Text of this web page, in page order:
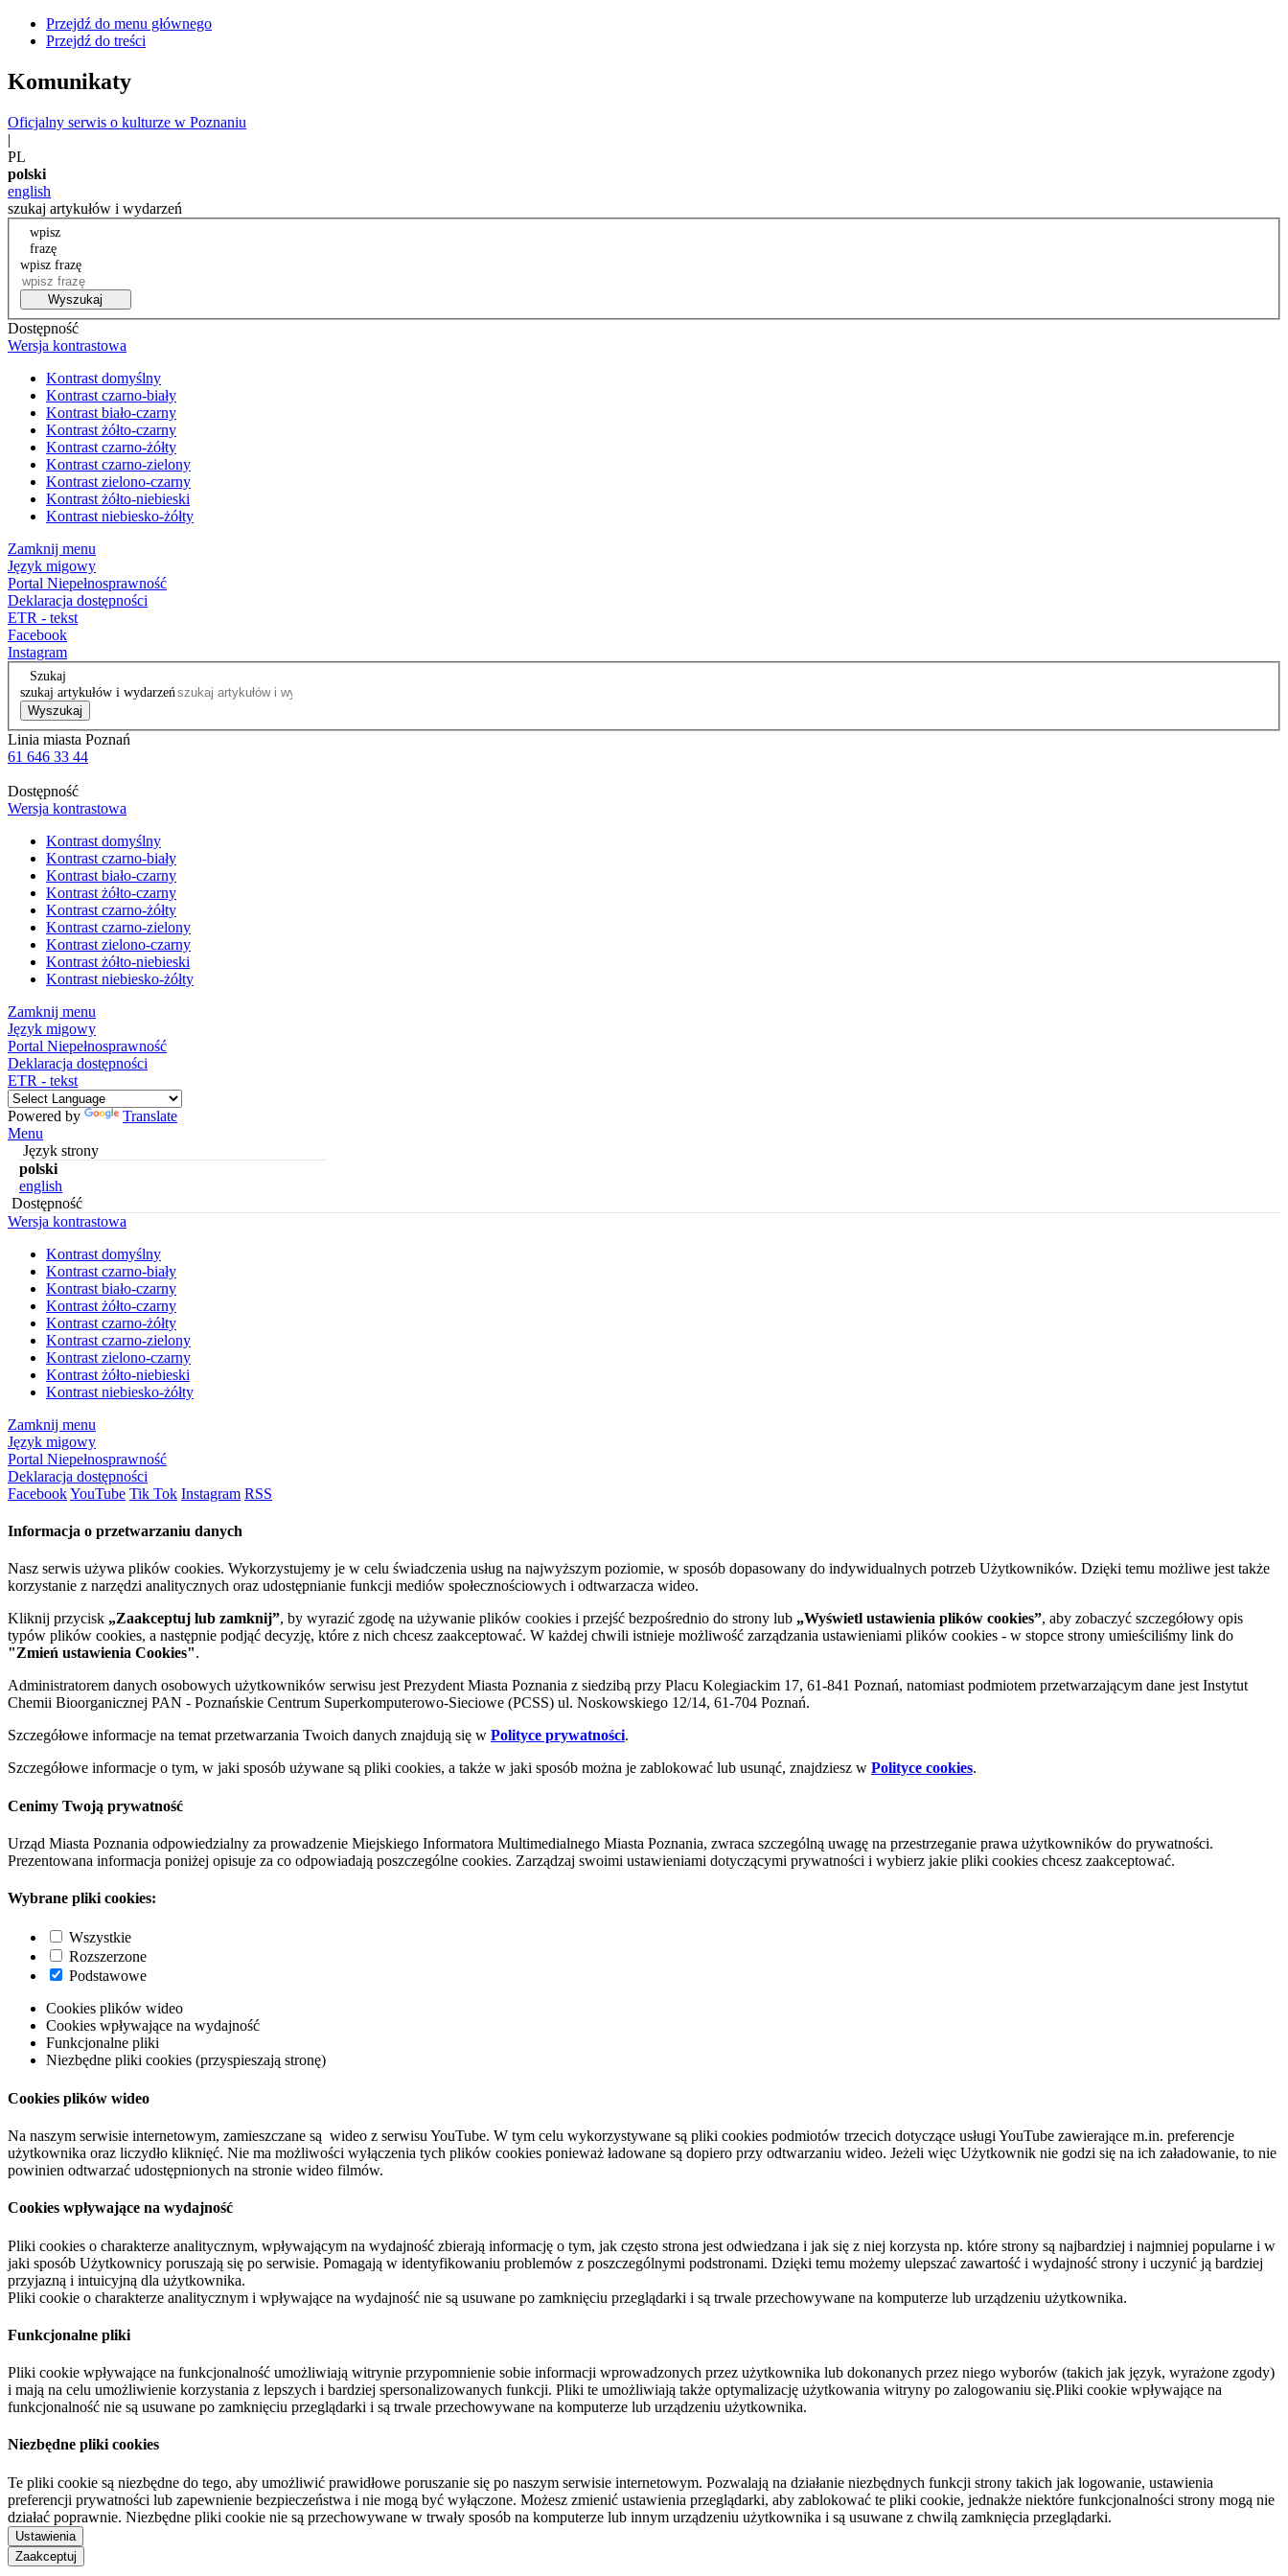
Przejdź do menu głównego
Przejdź do treści
Komunikaty
Oficjalny serwis o kulturze w Poznaniu
|
PL
polski
english
szukaj artykułów i wydarzeń
wpisz
frazę
wpisz frazę
Wyszukaj
Dostępność
Wersja kontrastowa
Kontrast domyślny
Kontrast czarno-biały
Kontrast biało-czarny
Kontrast żółto-czarny
Kontrast czarno-żółty
Kontrast czarno-zielony
Kontrast zielono-czarny
Kontrast żółto-niebieski
Kontrast niebiesko-żółty
Zamknij menu
Język migowy
Portal Niepełnosprawność
Deklaracja dostępności
ETR - tekst
Facebook
Instagram
Szukaj
szukaj artykułów i wydarzeń
Wyszukaj
Linia miasta Poznań
61 646 33 44
Dostępność
Wersja kontrastowa
Kontrast domyślny
Kontrast czarno-biały
Kontrast biało-czarny
Kontrast żółto-czarny
Kontrast czarno-żółty
Kontrast czarno-zielony
Kontrast zielono-czarny
Kontrast żółto-niebieski
Kontrast niebiesko-żółty
Zamknij menu
Język migowy
Portal Niepełnosprawność
Deklaracja dostępności
ETR - tekst
Powered by
Translate
Menu
Język strony
polski
english
Dostępność
Wersja kontrastowa
Kontrast domyślny
Kontrast czarno-biały
Kontrast biało-czarny
Kontrast żółto-czarny
Kontrast czarno-żółty
Kontrast czarno-zielony
Kontrast zielono-czarny
Kontrast żółto-niebieski
Kontrast niebiesko-żółty
Zamknij menu
Język migowy
Portal Niepełnosprawność
Deklaracja dostępności
FacebookYouTube Tik Tok Instagram RSS
Informacja o przetwarzaniu danych
Nasz serwis używa plików cookies. Wykorzystujemy je w celu świadczenia usług na najwyższym poziomie, w sposób dopasowany do indywidualnych potrzeb Użytkowników. Dzięki temu możliwe jest także
korzystanie z narzędzi analitycznych oraz udostępnianie funkcji mediów społecznościowych i odtwarzacza wideo.
Kliknij przycisk „Zaakceptuj lub zamknij”, by wyrazić zgodę na używanie plików cookies i przejść bezpośrednio do strony lub „Wyświetl ustawienia plików cookies”, aby zobaczyć szczegółowy opis
typów plików cookies, a następnie podjąć decyzję, które z nich chcesz zaakceptować. W każdej chwili istnieje możliwość zarządzania ustawieniami plików cookies - w stopce strony umieściliśmy link do
"Zmień ustawienia Cookies".
Administratorem danych osobowych użytkowników serwisu jest Prezydent Miasta Poznania z siedzibą przy Placu Kolegiackim 17, 61-841 Poznań, natomiast podmiotem przetwarzającym dane jest Instytut
Chemii Bioorganicznej PAN - Poznańskie Centrum Superkomputerowo-Sieciowe (PCSS) ul. Noskowskiego 12/14, 61-704 Poznań.
Szczegółowe informacje na temat przetwarzania Twoich danych znajdują się w Polityce prywatności.
Szczegółowe informacje o tym, w jaki sposób używane są pliki cookies, a także w jaki sposób można je zablokować lub usunąć, znajdziesz w Polityce cookies.
Cenimy Twoją prywatność
Urząd Miasta Poznania odpowiedzialny za prowadzenie Miejskiego Informatora Multimedialnego Miasta Poznania, zwraca szczególną uwagę na przestrzeganie prawa użytkowników do prywatności.
Prezentowana informacja poniżej opisuje za co odpowiadają poszczególne cookies. Zarządzaj swoimi ustawieniami dotyczącymi prywatności i wybierz jakie pliki cookies chcesz zaakceptować.
Wybrane pliki cookies:
Wszystkie
Rozszerzone
Podstawowe
Cookies plików wideo
Cookies wpływające na wydajność
Funkcjonalne pliki
Niezbędne pliki cookies (przyspieszają stronę)
Cookies plików wideo
Na naszym serwisie internetowym, zamieszczane są wideo z serwisu YouTube. W tym celu wykorzystywane są pliki cookies podmiotów trzecich dotyczące usługi YouTube zawierające m.in. preferencje
użytkownika oraz liczydło kliknięć. Nie ma możliwości wyłączenia tych plików cookies ponieważ ładowane są dopiero przy odtwarzaniu wideo. Jeżeli więc Użytkownik nie godzi się na ich załadowanie, to nie
powinien odtwarzać udostępnionych na stronie wideo filmów.
Cookies wpływające na wydajność
Pliki cookies o charakterze analitycznym, wpływającym na wydajność zbierają informację o tym, jak często strona jest odwiedzana i jak się z niej korzysta np. które strony są najbardziej i najmniej popularne i w
jaki sposób Użytkownicy poruszają się po serwisie. Pomagają w identyfikowaniu problemów z poszczególnymi podstronami. Dzięki temu możemy ulepszać zawartość i wydajność strony i uczynić ją bardziej
przyjazną i intuicyjną dla użytkownika.
Pliki cookie o charakterze analitycznym i wpływające na wydajność nie są usuwane po zamknięciu przeglądarki i są trwale przechowywane na komputerze lub urządzeniu użytkownika.
Funkcjonalne pliki
Pliki cookie wpływające na funkcjonalność umożliwiają witrynie przypomnienie sobie informacji wprowadzonych przez użytkownika lub dokonanych przez niego wyborów (takich jak język, wyrażone zgody)
i mają na celu umożliwienie korzystania z lepszych i bardziej spersonalizowanych funkcji. Pliki te umożliwiają także optymalizację użytkowania witryny po zalogowaniu się.Pliki cookie wpływające na
funkcjonalność nie są usuwane po zamknięciu przeglądarki i są trwale przechowywane na komputerze lub urządzeniu użytkownika.
Niezbędne pliki cookies
Te pliki cookie są niezbędne do tego, aby umożliwić prawidłowe poruszanie się po naszym serwisie internetowym. Pozwalają na działanie niezbędnych funkcji strony takich jak logowanie, ustawienia
preferencji prywatności lub zapewnienie bezpieczeństwa i nie mogą być wyłączone. Możesz zmienić ustawienia przeglądarki, aby zablokować te pliki cookie, jednakże niektóre funkcjonalności strony mogą nie
działać poprawnie. Niezbędne pliki cookie nie są przechowywane w trwały sposób na komputerze lub innym urządzeniu użytkownika i są usuwane z chwilą zamknięcia przeglądarki.
Ustawienia
Zaakceptuj